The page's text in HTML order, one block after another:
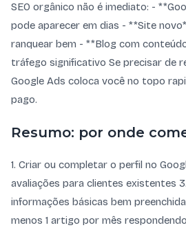
SEO orgânico não é imediato: -
pode aparecer em dias - **Site
ranquear bem - **Blog com
tráfego significativo Se precisar de
Google Ads coloca você no topo
pago.
Resumo: por onde
1. Criar ou completar o perfil no
avaliações para clientes existentes
informações básicas bem
menos 1 artigo por mês